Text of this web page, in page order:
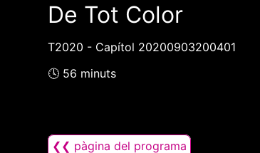
De Tot Color
T2020 - Capítol 20200903200401
🕓 56 minuts
❮❮ pàgina del programa